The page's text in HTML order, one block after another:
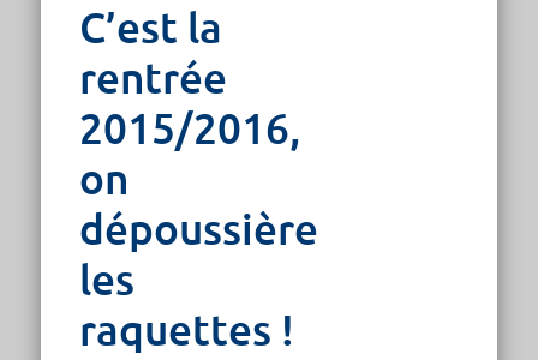
C’est la
rentrée
2015/2016,
on
dépoussière
les
raquettes !